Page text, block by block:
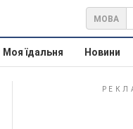
МОВА
Моя їдальня Новини